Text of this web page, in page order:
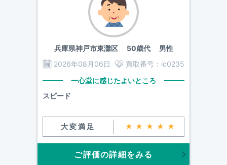
兵庫県神戸市東灘区50歳代 男性
2026年08月06日
買取番号： ic0235
一心堂に感じたよいところ
スピード
大変満足 ★★★★★
ご評価の詳細をみる